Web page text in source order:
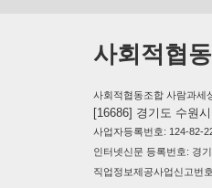
사회적협
사회적협동조합 사람과세
[16686] 경기도 수원
사업자등록번호: 124-82-
인터넷신문 등록번호: 경
직업정보제공사업신고번